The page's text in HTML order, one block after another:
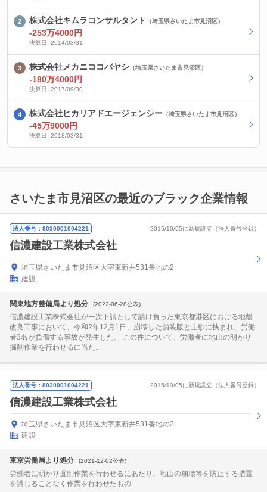
株式会社キムラコンサルタント （埼玉県さいたま市見沼区）
-253万4000円
決算日: 2014/03/31
株式会社メカニココバヤシ （埼玉県さいたま市見沼区）
-180万4000円
決算日: 2017/09/30
株式会社ヒカリアドエージェンシー （埼玉県さいたま市見沼区）
-45万9000円
決算日: 2018/03/31
さいたま市見沼区の最近のブラック企業情報
法人番号：8030001004221 2015/10/05に新規設立（法人番号登録）
信濃建設工業株式会社
埼玉県さいたま市見沼区大字東新井531番地の2
建設
関東地方整備局より処分 (2022-06-28公表)
信濃建設工業株式会社が一次下請として請け負った東京都港区における地盤
改良工事において、令和2年12月1日、崩壊した舗装版と土砂に挟まれ、労働
者3名が負傷する事故が発生した。 この件について、労働者に地山の明かり
掘削作業を行わせるに当た...
法人番号：8030001004221 2015/10/05に新規設立（法人番号登録）
信濃建設工業株式会社
埼玉県さいたま市見沼区大字東新井531番地の2
建設
東京労働局より処分 (2021-12-02公表)
労働者に明かり掘削作業を行わせるにあたり、地山の崩壊等を防止する措置
を講じることなく作業を行わせたもの